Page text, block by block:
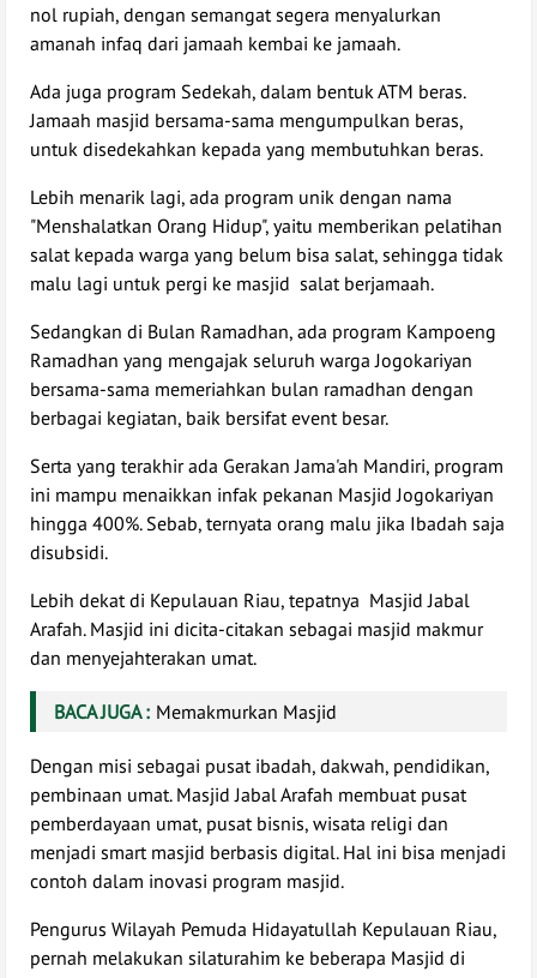
nol rupiah, dengan semangat segera menyalurkan
amanah infaq dari jamaah kembai ke jamaah.
Ada juga program Sedekah, dalam bentuk ATM beras.
Jamaah masjid bersama-sama mengumpulkan beras,
untuk disedekahkan kepada yang membutuhkan beras.
Lebih menarik lagi, ada program unik dengan nama
"Menshalatkan Orang Hidup", yaitu memberikan pelatihan
salat kepada warga yang belum bisa salat, sehingga tidak
malu lagi untuk pergi ke masjid salat berjamaah.
Sedangkan di Bulan Ramadhan, ada program Kampoeng
Ramadhan yang mengajak seluruh warga Jogokariyan
bersama-sama memeriahkan bulan ramadhan dengan
berbagai kegiatan, baik bersifat event besar.
Serta yang terakhir ada Gerakan Jama'ah Mandiri, program
ini mampu menaikkan infak pekanan Masjid Jogokariyan
hingga 400%. Sebab, ternyata orang malu jika Ibadah saja
disubsidi.
Lebih dekat di Kepulauan Riau, tepatnya Masjid Jabal
Arafah. Masjid ini dicita-citakan sebagai masjid makmur
dan menyejahterakan umat.
BACA JUGA : Memakmurkan Masjid
Dengan misi sebagai pusat ibadah, dakwah, pendidikan,
pembinaan umat. Masjid Jabal Arafah membuat pusat
pemberdayaan umat, pusat bisnis, wisata religi dan
menjadi smart masjid berbasis digital. Hal ini bisa menjadi
contoh dalam inovasi program masjid.
Pengurus Wilayah Pemuda Hidayatullah Kepulauan Riau,
pernah melakukan silaturahim ke beberapa Masjid di